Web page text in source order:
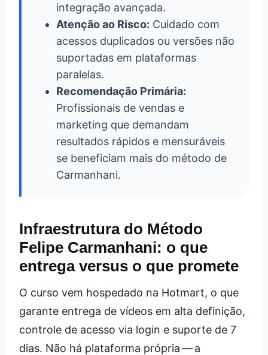
integração avançada.
Atenção ao Risco: Cuidado com
acessos duplicados ou versões não
suportadas em plataformas
paralelas.
Recomendação Primária:
Profissionais de vendas e
marketing que demandam
resultados rápidos e mensuráveis
se beneficiam mais do método de
Carmanhani.
Infraestrutura do Método
Felipe Carmanhani: o que
entrega versus o que promete
O curso vem hospedado na Hotmart, o que
garante entrega de vídeos em alta definição,
controle de acesso via login e suporte de 7
dias. Não há plataforma própria — a